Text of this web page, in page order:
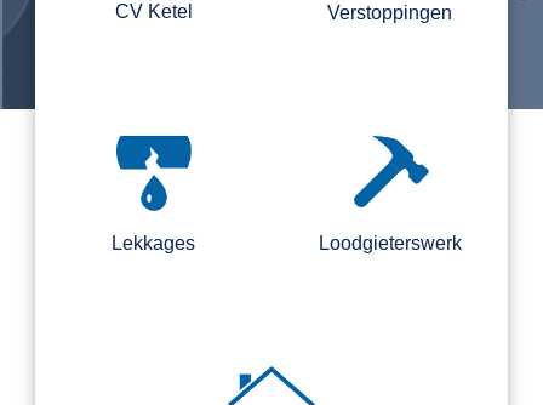
CV Ketel Verstoppingen
Lekkages Loodgieterswerk